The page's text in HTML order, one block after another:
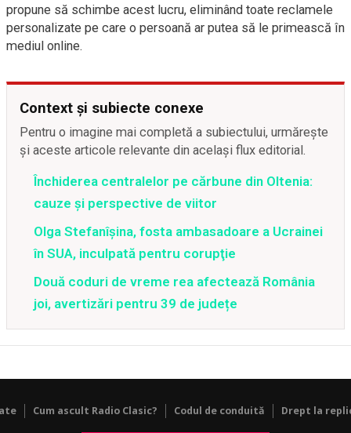
propune să schimbe acest lucru, eliminând toate reclamele
personalizate pe care o persoană ar putea să le primească în
mediul online.
Context și subiecte conexe
Pentru o imagine mai completă a subiectului, urmărește
și aceste articole relevante din același flux editorial.
Închiderea centralelor pe cărbune din Oltenia:
cauze și perspective de viitor
Olga Stefanîşina, fosta ambasadoare a Ucrainei
în SUA, inculpată pentru corupţie
Două coduri de vreme rea afectează România
joi, avertizări pentru 39 de județe
Cum ascult Radio Clasic? Codul de conduită Drept la